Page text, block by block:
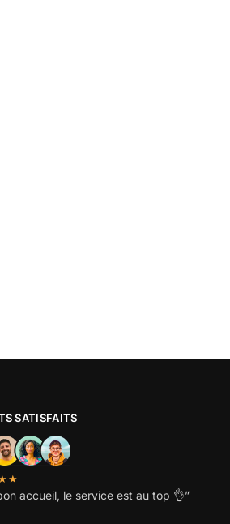
SATISFAITS
accueil, le service est au top 👌”